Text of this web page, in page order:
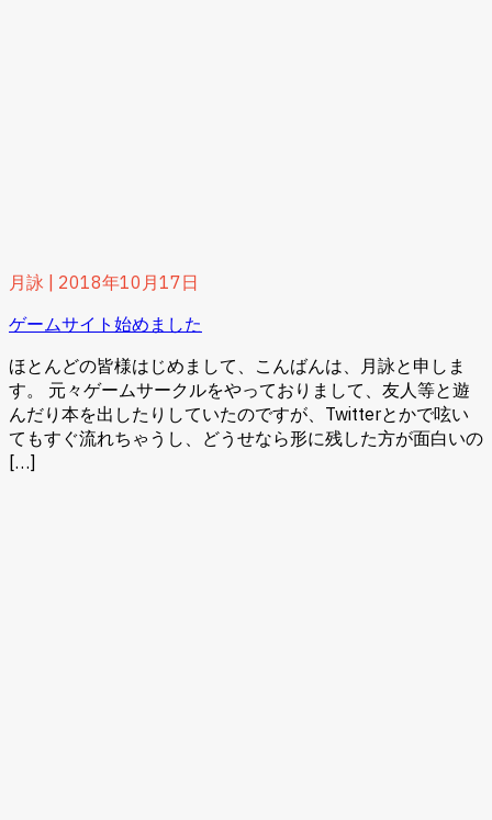
月詠 | 2018年10月17日
ゲームサイト始めました
ほとんどの皆様はじめまして、こんばんは、月詠と申しま
す。 元々ゲームサークルをやっておりまして、友人等と遊
んだり本を出したりしていたのですが、Twitterとかで呟い
てもすぐ流れちゃうし、どうせなら形に残した方が面白いの
[…]